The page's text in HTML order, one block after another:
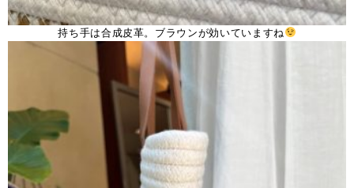
持ち手は合成皮革。ブラウンが効いていますね